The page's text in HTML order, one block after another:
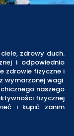
zdrowy duch.
i odpowiednio
zdrowie fizyczne i
wymarzonej wagi.
naszego
fizycznej
i kupić zanim